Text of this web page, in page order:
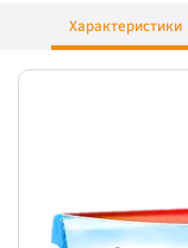
Характеристики